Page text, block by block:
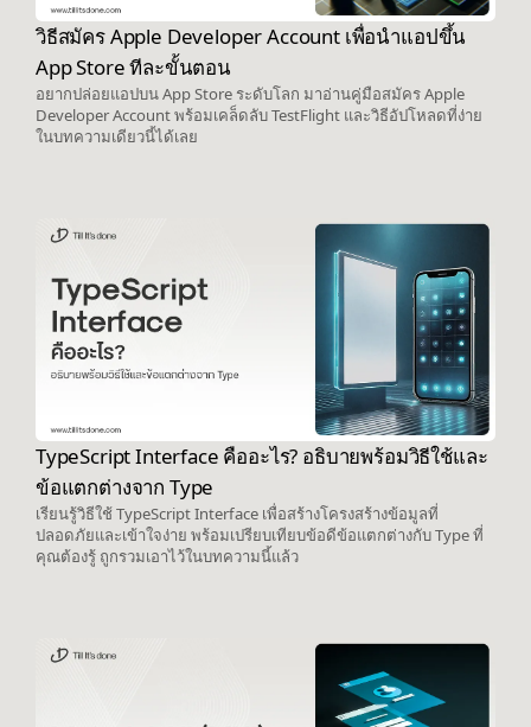
วิธีสมัคร Apple Developer Account เพื่อนำแอปขึ้น
App Store ทีละขั้นตอน
อยากปล่อยแอปบน App Store ระดับโลก มาอ่านคู่มือสมัคร Apple
Developer Account พร้อมเคล็ดลับ TestFlight และวิธีอัปโหลดที่ง่าย
ในบทความเดียวนี้ได้เลย
TypeScript Interface คืออะไร? อธิบายพร้อมวิธีใช้และ
ข้อแตกต่างจาก Type
เรียนรู้วิธีใช้ TypeScript Interface เพื่อสร้างโครงสร้างข้อมูลที่
ปลอดภัยและเข้าใจง่าย พร้อมเปรียบเทียบข้อดีข้อแตกต่างกับ Type ที่
คุณต้องรู้ ถูกรวมเอาไว้ในบทความนี้แล้ว